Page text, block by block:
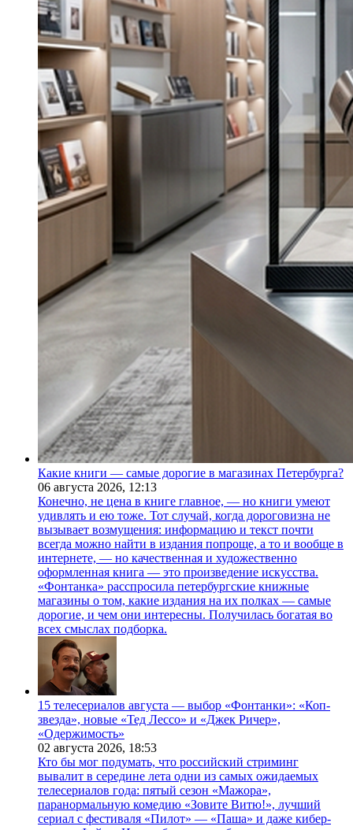
Какие книги — самые дорогие в магазинах Петербурга?
06 августа 2026, 12:13
Конечно, не цена в книге главное, — но книги умеют
удивлять и ею тоже. Тот случай, когда дороговизна не
вызывает возмущения: информацию и текст почти
всегда можно найти в издания попроще, а то и вообще в
интернете, — но качественная и художественно
оформленная книга — это произведение искусства.
«Фонтанка» расспросила петербургские книжные
магазины о том, какие издания на их полках — самые
дорогие, и чем они интересны. Получилась богатая во
всех смыслах подборка.
15 телесериалов августа — выбор «Фонтанки»: «Коп-
звезда», новые «Тед Лессо» и «Джек Ричер»,
«Одержимость»
02 августа 2026, 18:53
Кто бы мог подумать, что российский стриминг
вывалит в середине лета одни из самых ожидаемых
телесериалов года: пятый сезон «Мажора»,
паранормальную комедию «Зовите Витю!», лучший
сериал с фестиваля «Пилот» — «Паша» и даже кибер-